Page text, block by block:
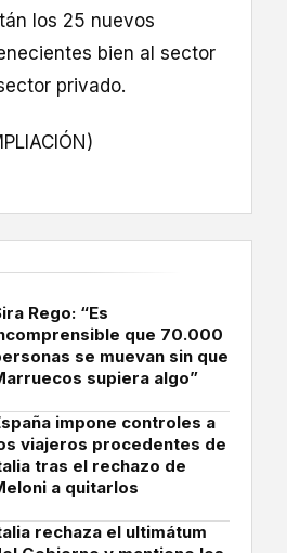
los 25 nuevos
bien al sector
privado.
Rego: “Es
que 70.000
se muevan sin que
supiera algo”
impone controles a
viajeros procedentes de
tras el rechazo de
a quitarlos
rechaza el ultimátum